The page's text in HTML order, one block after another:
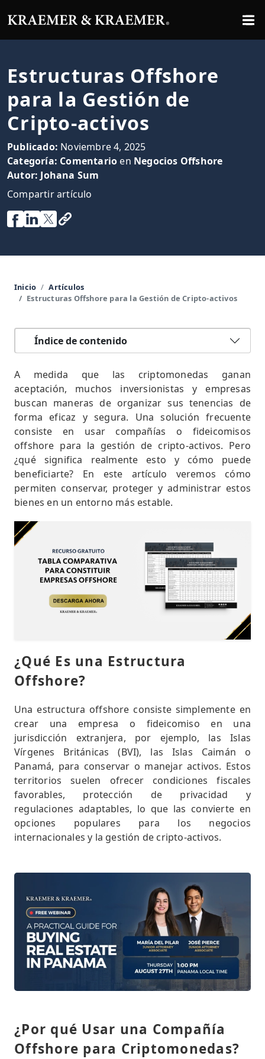
Estructuras Offshore
para la Gestión de
Cripto-activos
Publicado: Noviembre 4, 2025
Categoría: Comentario en Negocios Offshore
Autor: Johana Sum
Compartir artículo
Inicio
Artículos
Estructuras Offshore para la Gestión de Cripto-activos
Índice de contenido
A medida que las criptomonedas ganan
aceptación, muchos inversionistas y empresas
buscan maneras de organizar sus tenencias de
forma eficaz y segura. Una solución frecuente
consiste en usar compañías o fideicomisos
offshore para la gestión de cripto-activos. Pero
¿qué significa realmente esto y cómo puede
beneficiarte? En este artículo veremos cómo
permiten conservar, proteger y administrar estos
bienes en un entorno más estable.
¿Qué Es una Estructura
Offshore?
Una estructura offshore consiste simplemente en
crear una empresa o fideicomiso en una
jurisdicción extranjera, por ejemplo, las Islas
Vírgenes Británicas (BVI), las Islas Caimán o
Panamá, para conservar o manejar activos. Estos
territorios suelen ofrecer condiciones fiscales
favorables, protección de privacidad y
regulaciones adaptables, lo que las convierte en
opciones populares para los negocios
internacionales y la gestión de cripto-activos.
¿Por qué Usar una Compañía
Offshore para Criptomonedas?